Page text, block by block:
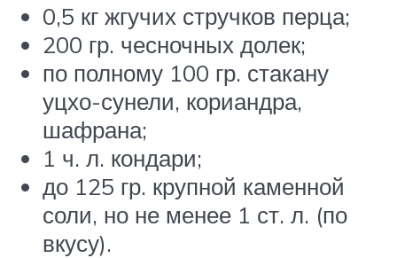
0,5 кг жгучих стручков перца;
200 гр. чесночных долек;
по полному 100 гр. стакану
уцхо-сунели, кориандра,
шафрана;
1 ч. л. кондари;
до 125 гр. крупной каменной
соли, но не менее 1 ст. л. (по
вкусу).